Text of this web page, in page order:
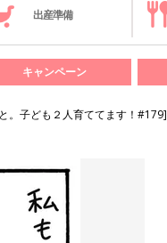
出産準備
キャンペーン
。子ども２人育ててます！#179]